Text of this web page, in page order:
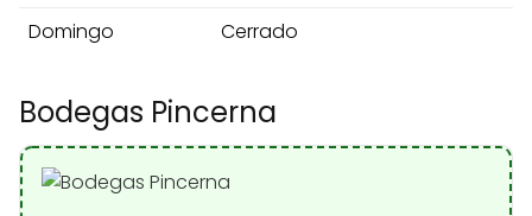
Domingo
Cerrado
Bodegas Pincerna